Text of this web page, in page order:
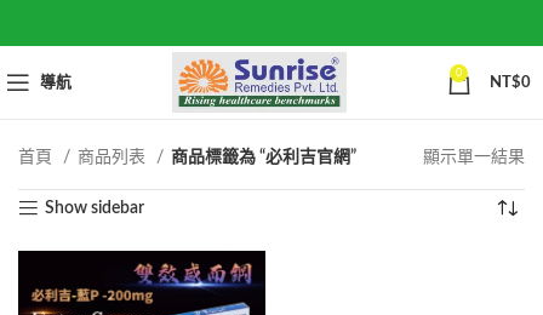
導航
0
NT$0
首頁 商品列表 商品標籤為 “必利吉官網” 顯示單一結果
Show sidebar